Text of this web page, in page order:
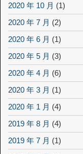
2020 年 10 月 (1)
2020 年 7 月 (2)
2020 年 6 月 (1)
2020 年 5 月 (3)
2020 年 4 月 (6)
2020 年 3 月 (1)
2020 年 1 月 (4)
2019 年 8 月 (4)
2019 年 7 月 (1)